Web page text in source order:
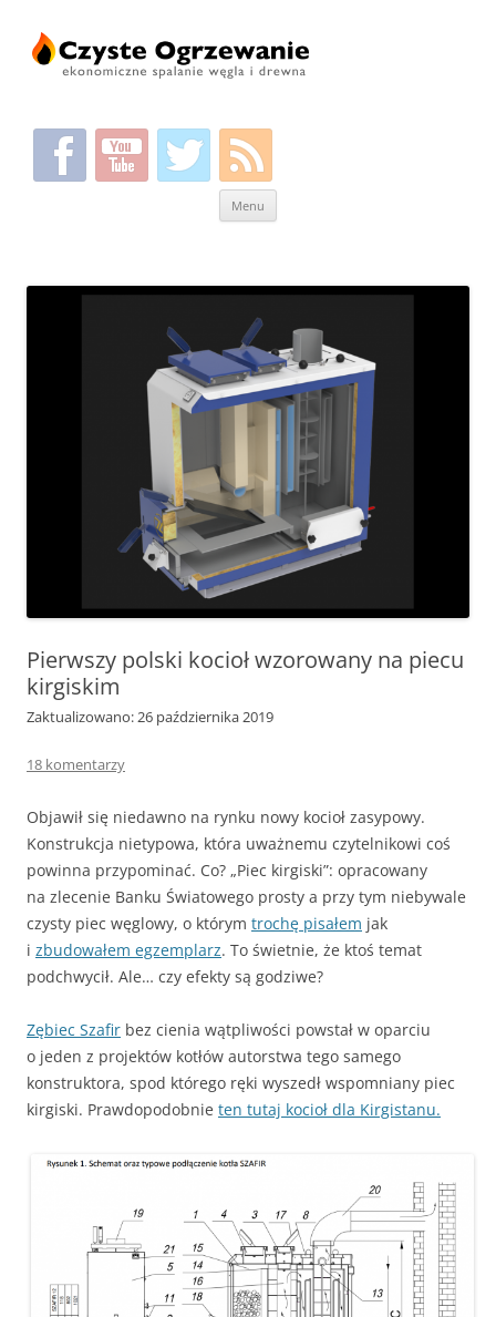
Menu
Pierwszy polski kocioł wzorowany na piecu
kirgiskim
Zaktualizowano: 26 października 2019
18 komentarzy
Objawił się niedawno na rynku nowy kocioł zasypowy.
Konstrukcja nietypowa, która uważnemu czytelnikowi coś
powinna przypominać. Co? „Piec kirgiski”: opracowany
na zlecenie Banku Światowego prosty a przy tym niebywale
czysty piec węglowy, o którym trochę pisałem jak
i zbudowałem egzemplarz. To świetnie, że ktoś temat
podchwycił. Ale… czy efekty są godziwe?
Zębiec Szafir bez cienia wątpliwości powstał w oparciu
o jeden z projektów kotłów autorstwa tego samego
konstruktora, spod którego ręki wyszedł wspomniany piec
kirgiski. Prawdopodobnie ten tutaj kocioł dla Kirgistanu.